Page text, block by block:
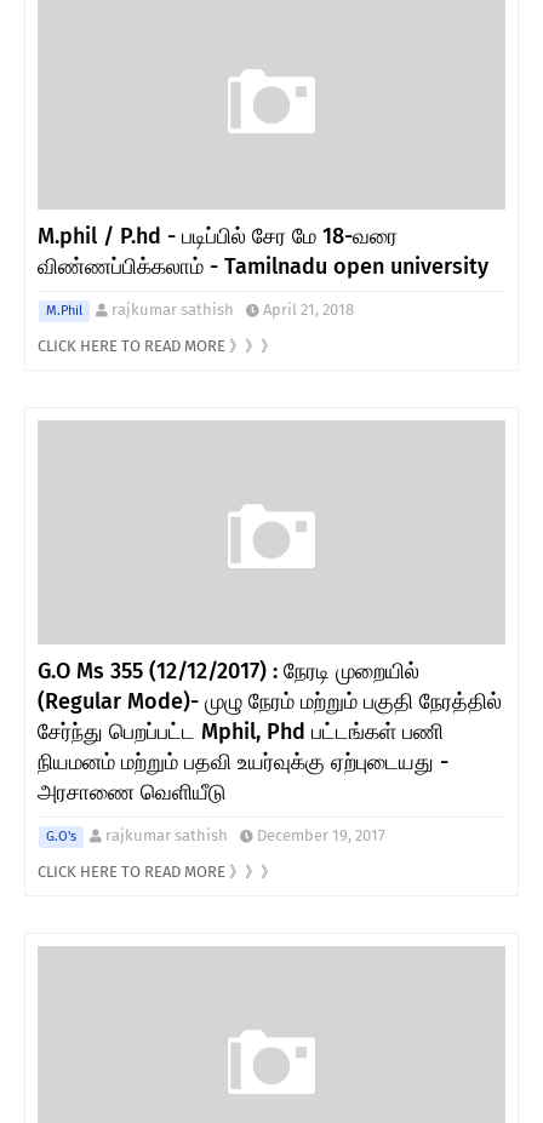
M.phil / P.hd - படிப்பில் சேர மே 18-வரை
விண்ணப்பிக்கலாம் - Tamilnadu open university
M.Phil rajkumar sathish
April 21, 2018
CLICK HERE TO READ MORE 》》》
G.O Ms 355 (12/12/2017) : நேரடி முறையில்
(Regular Mode)- முழு நேரம் மற்றும் பகுதி நேரத்தில்
சேர்ந்து பெறப்பட்ட Mphil, Phd பட்டங்கள் பணி
நியமனம் மற்றும் பதவி உயர்வுக்கு ஏற்புடையது -
அரசாணை வெளியீடு
G.O's rajkumar sathish
December 19, 2017
CLICK HERE TO READ MORE 》》》